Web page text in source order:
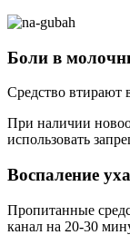
Боли в
Средство втирают
При наличии
использовать
Воспаление уха
Пропитанные
канал на 20-30